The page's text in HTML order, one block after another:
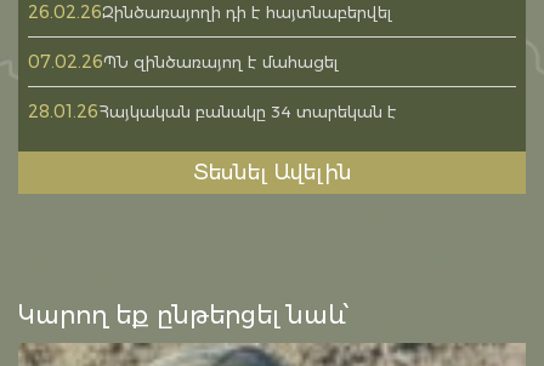
26.02.26Զինծառայողի դի է հայտնաբերվել
07.02.26ՊՆ զինծառայող է մահացել
28.01.26Հայկական բանակը 34 տարեկան է
Տեսնել Ավելին
Կարող եք ընթերցել նաև՝